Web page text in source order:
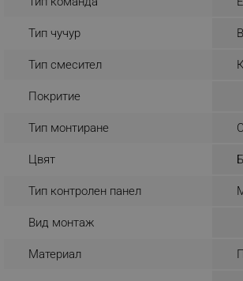
Тип чучур
Тип смесител
Покритие
Тип монтиране
Цвят
Тип контролен панел
Вид монтаж
Материал